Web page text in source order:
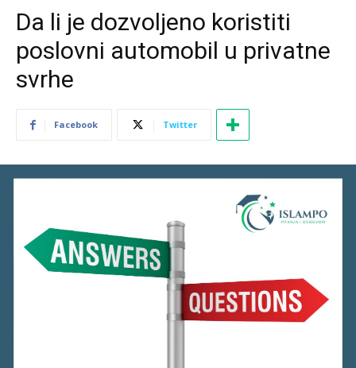
Da li je dozvoljeno koristiti
poslovni automobil u privatne
svrhe
Facebook Twitter